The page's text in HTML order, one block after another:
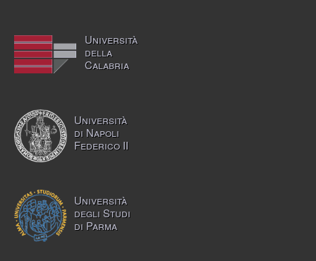
Università
della
Calabria
Università
di Napoli
Federico II
Università
degli Studi
di Parma